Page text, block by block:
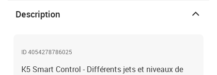
Description
ID 4054278786025
K5 Smart Control - Différents jets et niveaux de